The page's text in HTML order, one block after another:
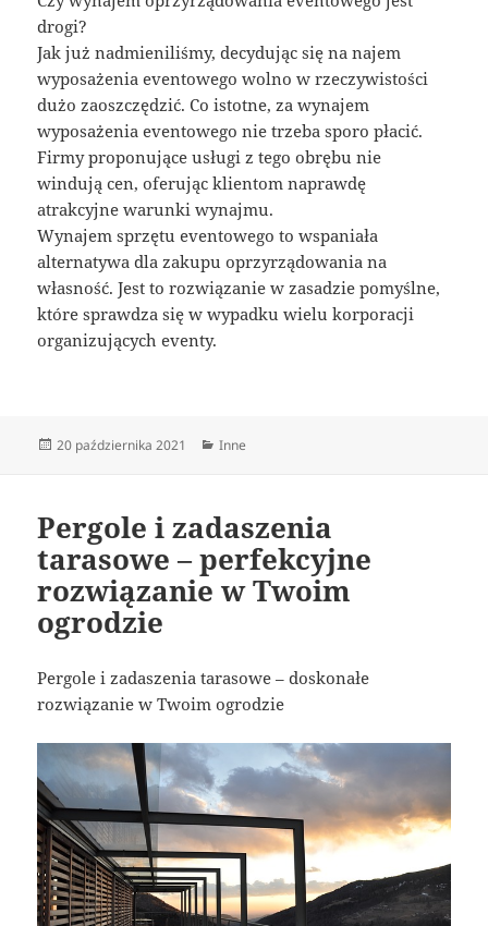
drogi?
Jak już nadmieniliśmy, decydując się na najem
wyposażenia eventowego wolno w rzeczywistości
dużo zaoszczędzić. Co istotne, za wynajem
wyposażenia eventowego nie trzeba sporo płacić.
Firmy proponujące usługi z tego obrębu nie
windują cen, oferując klientom naprawdę
atrakcyjne warunki wynajmu.
Wynajem sprzętu eventowego to wspaniała
alternatywa dla zakupu oprzyrządowania na
własność. Jest to rozwiązanie w zasadzie pomyślne,
które sprawdza się w wypadku wielu korporacji
organizujących eventy.
Data
20 października 2021 Kategorie
Inne
Pergole i zadaszenia
tarasowe – perfekcyjne
rozwiązanie w Twoim
ogrodzie
Pergole i zadaszenia tarasowe – doskonałe
rozwiązanie w Twoim ogrodzie